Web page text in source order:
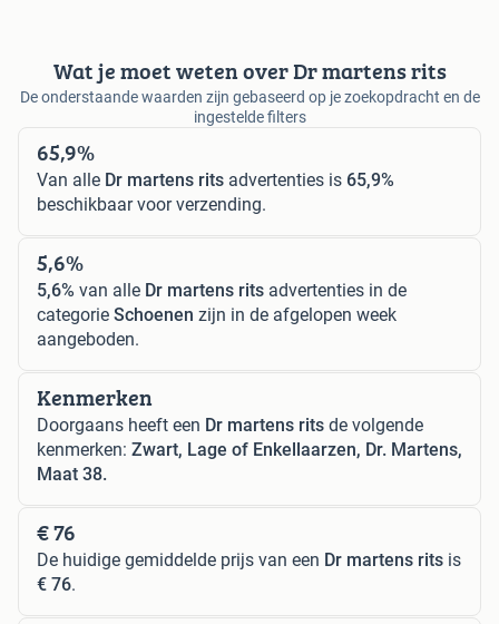
Wat je moet weten over Dr martens rits
De onderstaande waarden zijn gebaseerd op je zoekopdracht en de
ingestelde filters
65,9%
Van alle Dr martens rits advertenties is 65,9%
beschikbaar voor verzending.
5,6%
5,6% van alle Dr martens rits advertenties in de
categorie Schoenen zijn in de afgelopen week
aangeboden.
Kenmerken
Doorgaans heeft een Dr martens rits de volgende
kenmerken: Zwart, Lage of Enkellaarzen, Dr. Martens,
Maat 38.
€ 76
De huidige gemiddelde prijs van een Dr martens rits is
€ 76.